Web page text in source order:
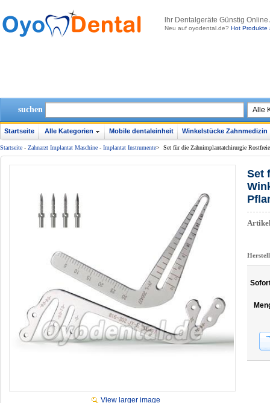
lhr Dentalgeräte Günstig
Neu auf oyodental.de? Hot Produkte
suchen
Startseite Alle Kategorien Mobile dentaleinheit Winkelstücke Zahnmedizin
Startseite - Zahnarzt Implantat Maschine - Implantat Instrumente> Set für die Zahnimplantatchirurgie
View larger image
Set